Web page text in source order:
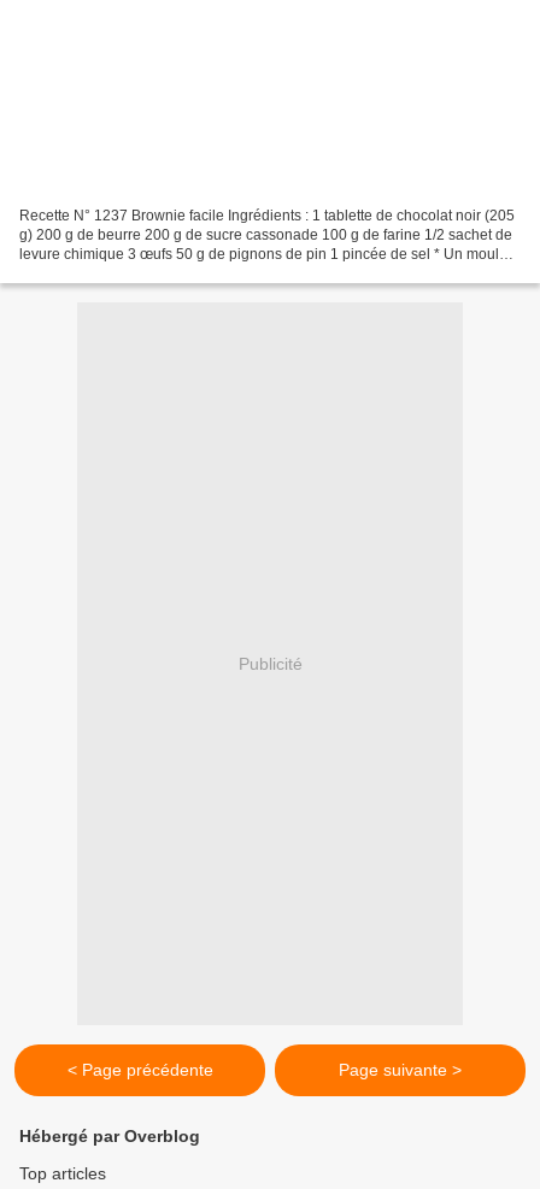
Recette N° 1237 Brownie facile Ingrédients : 1 tablette de chocolat noir (205
g) 200 g de beurre 200 g de sucre cassonade 100 g de farine 1/2 sachet de
levure chimique 3 œufs 50 g de pignons de pin 1 pincée de sel * Un moule
Publicité
< Page précédente Page suivante >
Hébergé par Overblog
Top articles